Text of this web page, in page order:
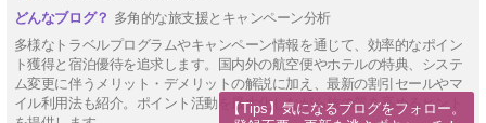
多角的な旅支援とキャンペーン分析
多様なトラベルプログラムやキャンペーン情報を通じて、効率的なポイン
ト獲得と宿泊優待を追求します。国内外の航空便やホテルの特典、システ
ム変更に伴うメリット・デメリットの解説に加え、最新の割引セールやマ
イル利用法も紹介。ポイント活動を最大化しながら旅の質を高めるヒント
【Tips】気になるブログをフォロー。